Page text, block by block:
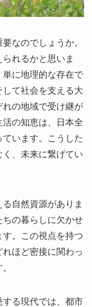
なのでしょうか。
れるかと思いま
に地理的な存在で
て社会を支える大
の地域で受け継が
の知恵は、日本全
います。こうした
、未来に繋げてい
自然資源がありま
の暮らしに欠かせ
。この視点を持つ
ほど密接に関わっ
る現代では、都市